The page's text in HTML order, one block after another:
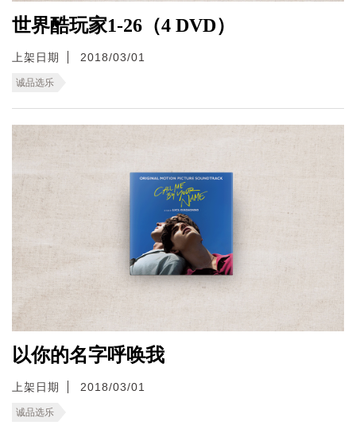
世界酷玩家1-26（4 DVD）
上架日期 2018/03/01
诚品选乐
以你的名字呼唤我
上架日期 2018/03/01
诚品选乐